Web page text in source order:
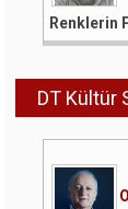
Renklerin
DT Kültür